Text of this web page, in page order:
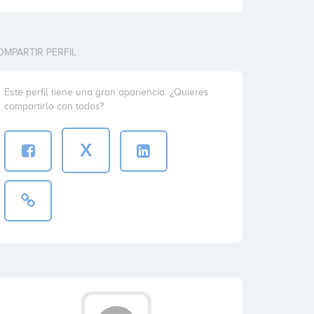
PERFIL
Este perfil tiene una gran apariencia. ¿Quieres
compartirlo con todos?
X